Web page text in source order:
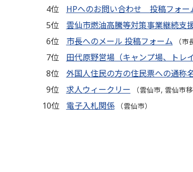
4位 HPへのお問い合わせ 投稿フォー
5位 雲仙市燃油高騰等対策事業継続支
6位 市長へのメール 投稿フォーム （
7位 田代原野営場（キャンプ場、トレ
8位 外国人住民の方の住民票への通称
9位 求人ウィークリー （雲仙市, 雲仙市
10位 電子入札関係 （雲仙市）